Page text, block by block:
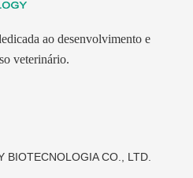
ao desenvolvimento e
veterinário.
BIOTECNOLOGIA CO., LTD.